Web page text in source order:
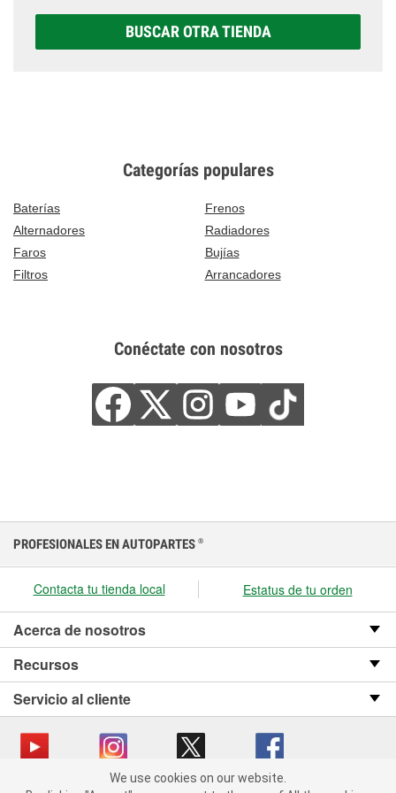
BUSCAR OTRA TIENDA
Categorías populares
Baterías
Frenos
Alternadores
Radiadores
Faros
Bujías
Filtros
Arrancadores
Conéctate con nosotros
We use cookies on our website. By clicking "Accept", you consent
PROFESIONALES EN AUTOPARTES ®
Contacta tu tienda local Estatus de tu orden
Acerca de nosotros
Recursos
Servicio al cliente
We use cookies on our website.